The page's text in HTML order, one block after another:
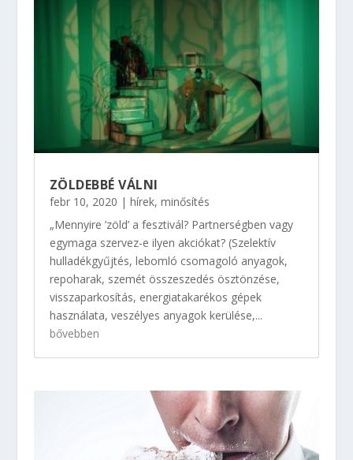
ZÖLDEBBÉ VÁLNI
febr 10, 2020 | hírek, minősítés
„Mennyire ’zöld’ a fesztivál? Partnerségben vagy
egymaga szervez-e ilyen akciókat? (Szelektív
hulladékgyűjtés, lebomló csomagoló anyagok,
repoharak, szemét összeszedés ösztönzése,
visszaparkosítás, energiatakarékos gépek
használata, veszélyes anyagok kerülése,...
bővebben